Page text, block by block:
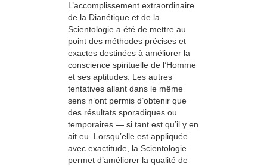
L’accomplissement extraordinaire
de la Dianétique et de la
Scientologie a été de mettre au
point des méthodes précises et
exactes destinées à améliorer la
conscience spirituelle de l’Homme
et ses aptitudes. Les autres
tentatives allant dans le même
sens n’ont permis d’obtenir que
des résultats sporadiques ou
temporaires — si tant est qu’il y en
ait eu. Lorsqu’elle est appliquée
avec exactitude, la Scientologie
permet d’améliorer la qualité de